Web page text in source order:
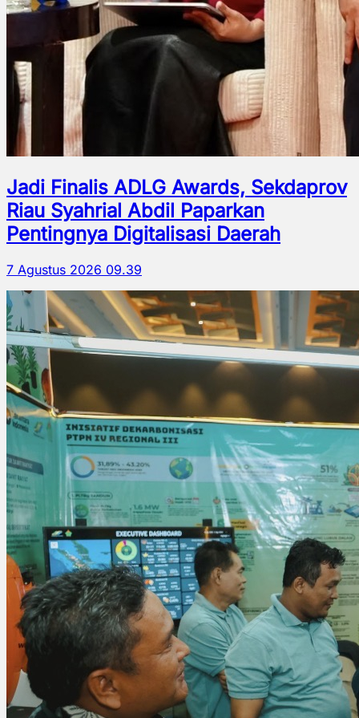
Jadi Finalis ADLG Awards, Sekdaprov
Riau Syahrial Abdil Paparkan
Pentingnya Digitalisasi Daerah
7 Agustus 2026 09.39